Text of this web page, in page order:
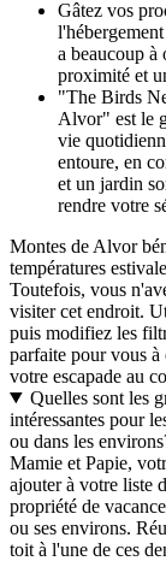
Gâtez vos
a beaucoup à
proximité et
"The Birds
Alvor" est le
vie
entoure, en
et un jardin
rendre votre
Montes de Alvor
températures
Toutefois, vous
visiter cet endroit.
puis modifiez les
parfaite pour vous
votre escapade au
Quelles sont les
intéressantes pour
ou dans les
Mamie et Papie,
ajouter à votre liste
propriété de
ou ses environs.
toit à l'une de ces